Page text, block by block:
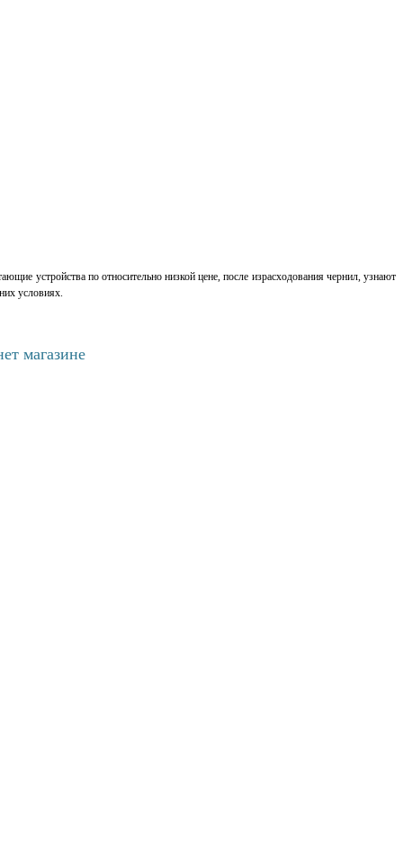
устройства по относительно низкой цене, после израсходования чернил, узнают
условиях.
магазине